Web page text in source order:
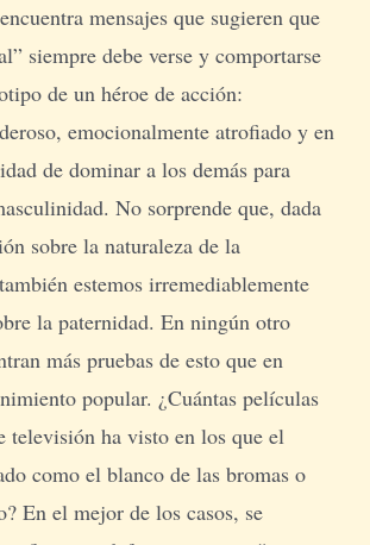
mensajes que sugieren que
siempre debe verse y comportarse
de un héroe de acción:
emocionalmente atrofiado y en
de dominar a los demás para
No sorprende que, dada
sobre la naturaleza de la
estemos irremediablemente
la paternidad. En ningún otro
más pruebas de esto que en
popular. ¿Cuántas películas
televisión ha visto en los que el
como el blanco de las bromas o
En el mejor de los casos, se